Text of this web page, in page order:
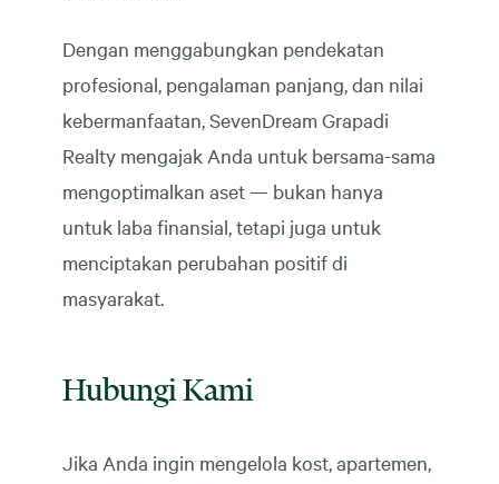
Dengan menggabungkan pendekatan
profesional, pengalaman panjang, dan nilai
kebermanfaatan, SevenDream Grapadi
Realty mengajak Anda untuk bersama-sama
mengoptimalkan aset — bukan hanya
untuk laba finansial, tetapi juga untuk
menciptakan perubahan positif di
masyarakat.
Hubungi Kami
Jika Anda ingin mengelola kost, apartemen,